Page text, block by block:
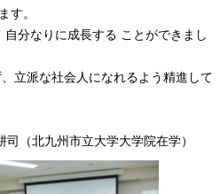
す。
分なりに成長する ことができまし
立派な社会人になれるよう精進して
（北九州市立大学大学院在学）